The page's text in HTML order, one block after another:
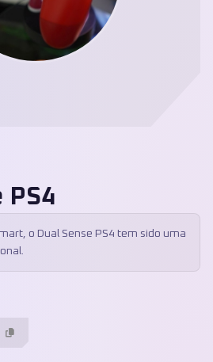
PS4
o Dual Sense PS4 tem sido uma